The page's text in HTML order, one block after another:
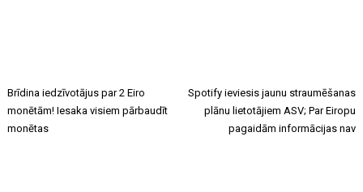
Brīdina iedzīvotājus par 2 Eiro
monētām! Iesaka visiem pārbaudīt
monētas
Spotify ieviesis jaunu straumēšanas
plānu lietotājiem ASV; Par Eiropu
pagaidām informācijas nav